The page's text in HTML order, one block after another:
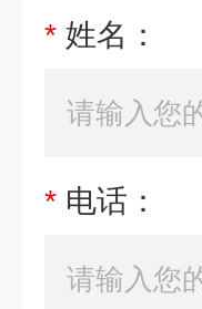
* 姓名：
* 电话：